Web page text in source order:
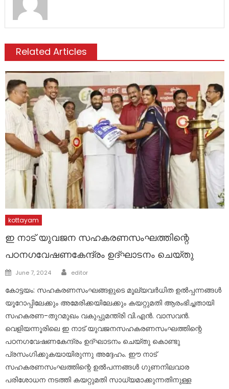
Related Articles
kottayam
ഇ നാട് യുവജന സഹകരണസംഘത്തിന്റെ
പഠനഗവേഷണകേന്ദ്രം ഉദ്ഘാടനം ചെയ്തു
Posted
June 7, 2024 Author
editor
കോട്ടയം: സഹകരണസംഘങ്ങളുടെ മൂല്യവർധിത ഉൽപ്പന്നങ്ങൾ
യൂറോപ്പിലേക്കും അമേരിക്കയിലേക്കും കയറ്റുമതി ആരംഭിച്ചതായി
സഹകരണ-തുറമുഖം വകുപ്പുമന്ത്രി വി.എൻ. വാസവൻ.
വെളിയന്നൂരിലെ ഇ നാട് യുവജനസഹകരണസംഘത്തിന്റെ
പഠനഗവേഷണകേന്ദ്രം ഉദ്ഘാടനം ചെയ്തു കൊണ്ടു
പ്രസംഗിക്കുകയായിരുന്നു അദ്ദേഹം. ഈ നാട്
സഹകരണസംഘത്തിന്റെ ഉൽപന്നങ്ങൾ ഗുണനിലവാര
പരിശോധന നടത്തി കയറ്റുമതി സാധ്യമാക്കുന്നതിനുള്ള